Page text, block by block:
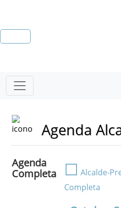
Agenda
Agenda
Completa
☐ Alcalde-
Completa